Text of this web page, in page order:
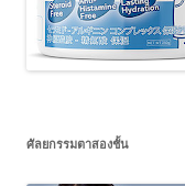
ศัลยกรรมตาสองชั้น